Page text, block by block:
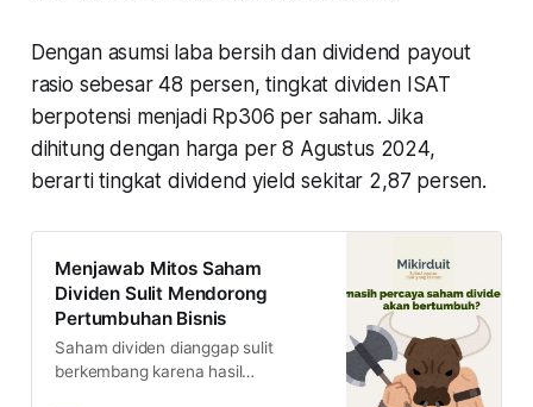
Dengan asumsi laba bersih dan dividend payout
rasio sebesar 48 persen, tingkat dividen ISAT
berpotensi menjadi Rp306 per saham. Jika
dihitung dengan harga per 8 Agustus 2024,
berarti tingkat dividend yield sekitar 2,87 persen.
Menjawab Mitos Saham
Dividen Sulit Mendorong
Pertumbuhan Bisnis
Saham dividen dianggap sulit
berkembang karena hasil